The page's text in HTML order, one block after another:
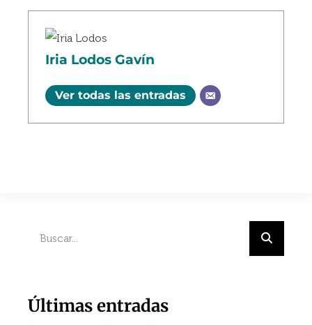
Iria Lodos Gavín
Ver todas las entradas
Últimas entradas